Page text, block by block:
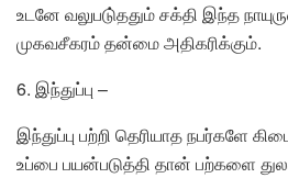
உடனே வலுபடு்ததும் சக்தி இந்த
முகவசீகரம் தன்மை அதிகரிக்கும்.
6. இந்துப்பு –
இந்துப்பு பற்றி தெரியாத நபர்களே
உப்பை பயன்படுத்தி தான் பற்களை